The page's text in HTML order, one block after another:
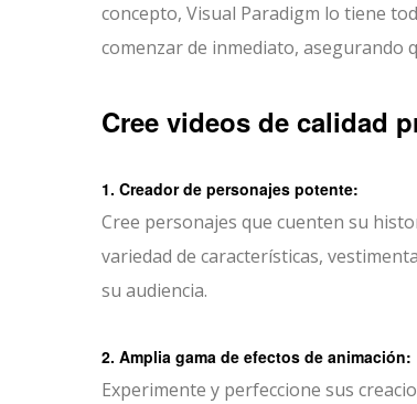
concepto, Visual Paradigm lo tiene
comenzar de inmediato, asegurando
Cree videos de calidad
1. Creador de personajes potente:
Cree personajes que cuenten su
variedad de características,
su audiencia.
2. Amplia gama de efectos de animación:
Experimente y perfeccione sus